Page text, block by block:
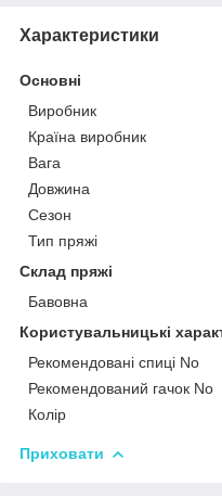
Характеристики
Основні
Виробник
Країна виробник
Вага
Довжина
Сезон
Тип пряжі
Склад пряжі
Бавовна
Користувальницькі
Рекомендовані спиці No
Рекомендований гачок No
Колір
Приховати